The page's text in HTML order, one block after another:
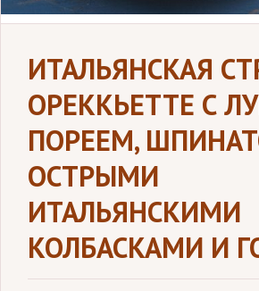
ИТАЛЬЯНСКАЯ
ОРЕККЬЕТТЕ С
ПОРЕЕМ,
ОСТРЫМИ
ИТАЛЬЯНСКИМИ
КОЛБАСКАМИ И